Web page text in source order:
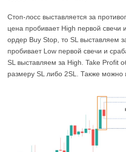
Стоп-лосс выставляется за
цена пробивает High первой свечи
ордер Buy Stop, то SL выставляем
пробивает Low первой свечи и
SL выставляем за High. Take Profit
размеру SL либо 2SL. Также можно